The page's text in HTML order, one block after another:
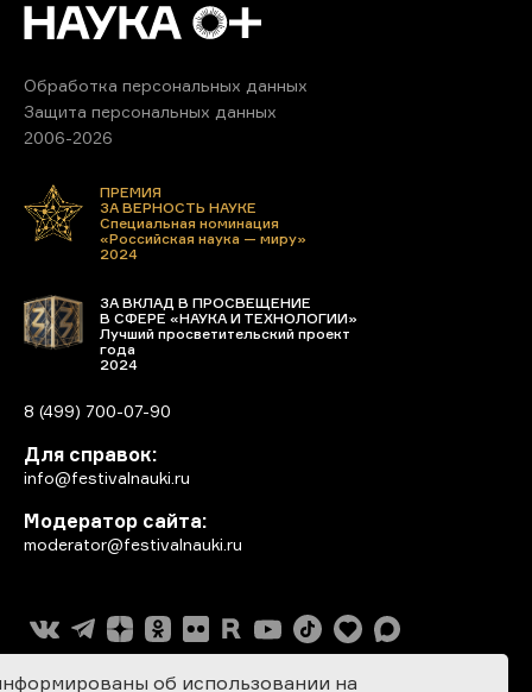
Обработка персональных данных
Защита персональных данных
2006-2026
ПРЕМИЯ
ЗА ВЕРНОСТЬ НАУКЕ
Специальная номинация
«Российская наука — миру»
2024
ЗА ВКЛАД В ПРОСВЕЩЕНИЕ
В СФЕРЕ «НАУКА И ТЕХНОЛОГИИ»
Лучший просветительский проект
года
2024
8 (499) 700-07-90
Для справок:
info@festivalnauki.ru
Модератор сайта:
moderator@festivalnauki.ru
об использовании на